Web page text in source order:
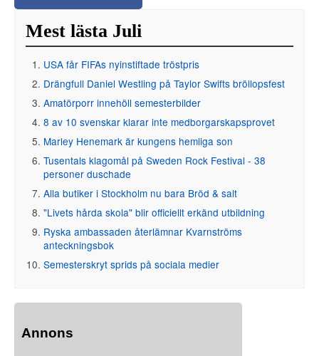
Mest lästa Juli
USA får FIFAs nyinstiftade tröstpris
Drängfull Daniel Westling på Taylor Swifts bröllopsfest
Amatörporr innehöll semesterbilder
8 av 10 svenskar klarar inte medborgarskapsprovet
Marley Henemark är kungens hemliga son
Tusentals klagomål på Sweden Rock Festival - 38
personer duschade
Alla butiker i Stockholm nu bara Bröd & salt
"Livets hårda skola" blir officiellt erkänd utbildning
Ryska ambassaden återlämnar Kvarnströms
anteckningsbok
Semesterskryt sprids på sociala medier
Annons